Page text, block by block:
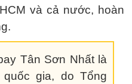
và cả nước, hoàn
Tân Sơn Nhất là
gia, do Tổng